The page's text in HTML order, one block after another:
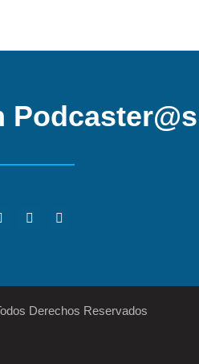
Podcaster@s
Derechos Reservados